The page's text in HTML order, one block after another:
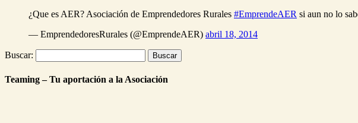
¿Que es AER? Asociación de Emprendedores Rurales #EmprendeAER si aun no lo
— EmprendedoresRurales (@EmprendeAER) abril 18, 2014
Buscar:
Teaming – Tu aportación a la Asociación